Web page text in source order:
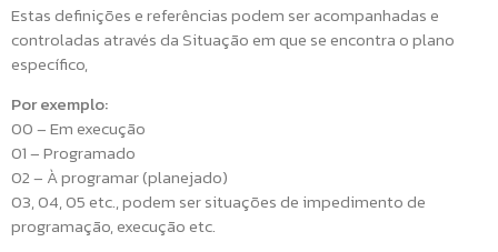
Estas definições e referências podem ser acompanhadas e
controladas através da Situação em que se encontra o plano
específico,
Por exemplo:
00 – Em execução
01 – Programado
02 – À programar (planejado)
03, 04, 05 etc., podem ser situações de impedimento de
programação, execução etc.